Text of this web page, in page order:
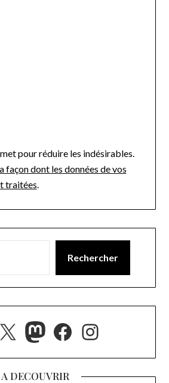
pour réduire les indésirables.
façon dont les données de vos
traitées
Rechercher
X Mastodon
Facebook
A DECOUVRIR